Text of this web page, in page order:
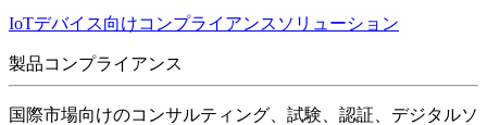
IoTデバイス向けコンプライアンスソリューション
製品コンプライアンス
国際市場向けのコンサルティング、試験、認証、デジタルソ